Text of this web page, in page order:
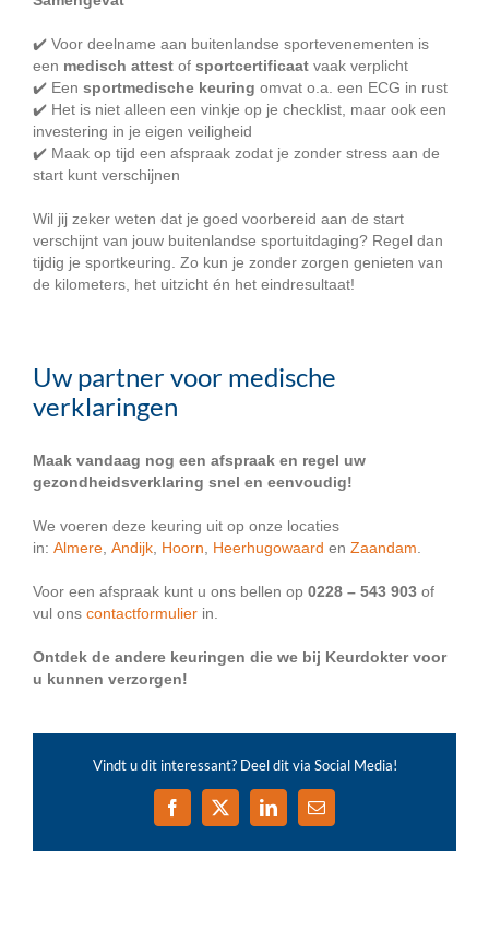
✔️ Voor deelname aan buitenlandse sportevenementen is
een medisch attestof sportcertificaatvaak verplicht
✔️ Een sportmedische keuring omvat o.a. een ECG in rust
✔️ Het is niet alleen een vinkje op je checklist, maar ook een
investering in je eigen veiligheid
✔️ Maak op tijd een afspraak zodat je zonder stress aan de
start kunt verschijnen
Wil jij zeker weten dat je goed voorbereid aan de start
verschijnt van jouw buitenlandse sportuitdaging? Regel dan
tijdig je sportkeuring. Zo kun je zonder zorgen genieten van
de kilometers, het uitzicht én het eindresultaat!
Uw partner voor medische
verklaringen
Maak vandaag nog een afspraak en regel uw
gezondheidsverklaring snel en eenvoudig!
We voeren deze keuring uit op onze locaties
in: Almere, Andijk, Hoorn, Heerhugowaard en Zaandam.
Voor een afspraak kunt u ons bellen op 0228 – 543 903of
vul ons contactformulierin.
Ontdek de andere keuringen die we bij Keurdokter voor
u kunnen verzorgen!
Vindt u dit interessant? Deel dit via Social Media!
Facebook
X LinkedIn
E-
mail